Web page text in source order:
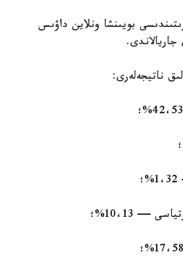
بويىنشا ونلاين داۋىس
جاريالاندى.
ناتيجەلەرى: